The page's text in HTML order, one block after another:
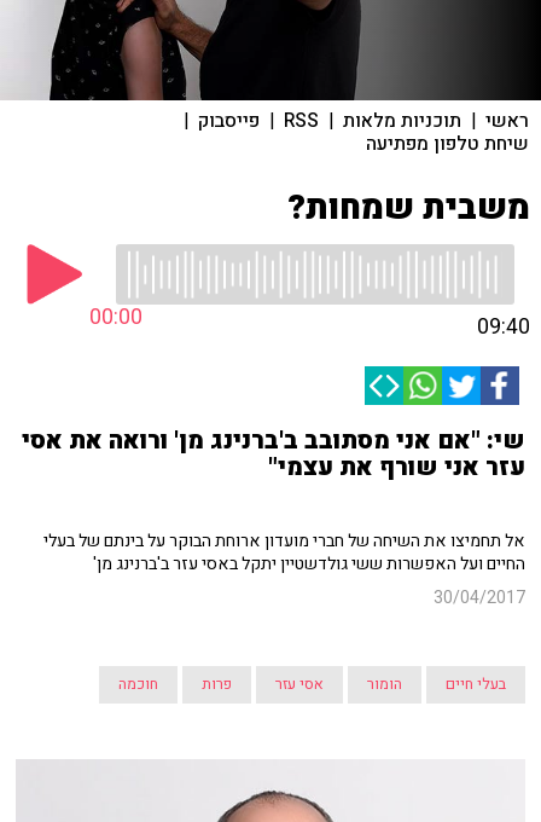
ראשי | תוכניות מלאות |
RSS
| פייסבוק |
שיחת טלפון מפתיעה
משבית שמחות?
00:00 09:40
שי: "אם אני מסתובב ב'ברנינג מן' ורואה את אסי
עזר אני שורף את עצמי"
אל תחמיצו את השיחה של חברי מועדון ארוחת הבוקר על בינתם של בעלי
החיים ועל האפשרות ששי גולדשטיין יתקל באסי עזר ב'ברנינג מן'
30/04/2017
בעלי חיים הומור אסי עזר פרות חוכמה